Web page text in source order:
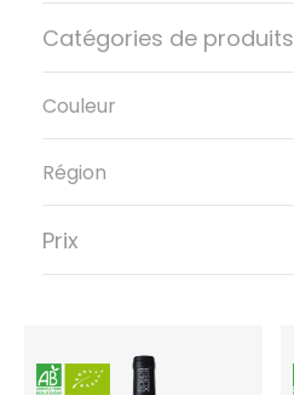
Catégories de produits
Couleur
Région
Prix